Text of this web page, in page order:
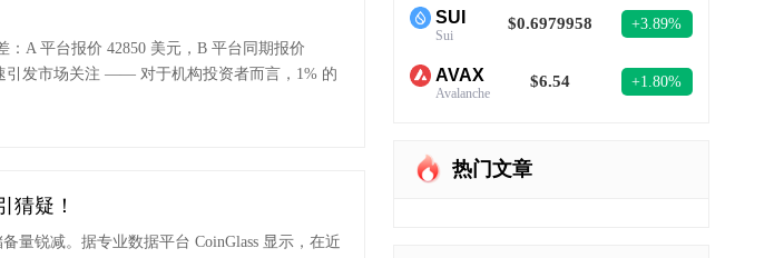
A 平台报价 42850 美元，B 平台同期报价
引发市场关注 —— 对于机构投资者而言，1% 的
猜疑！
锐减。据专业数据平台 CoinGlass 显示，在近
SUI
Sui
$0.6979958 +3.89%
AVAX
Avalanche
$6.54 +1.80%
热门文章